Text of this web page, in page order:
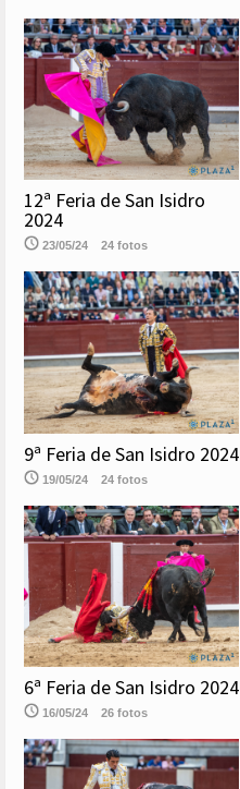
12ª Feria de San Isidro
2024
23/05/24 24 fotos
9ª Feria de San Isidro 2024
19/05/24 24 fotos
6ª Feria de San Isidro 2024
16/05/24 26 fotos